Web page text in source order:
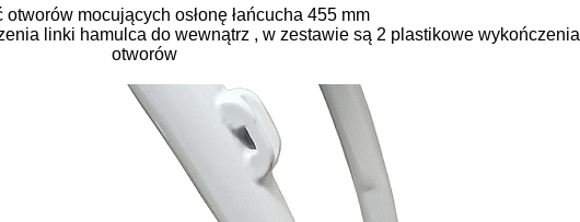
otworów mocujących osłonę łańcucha 455 mm
linki hamulca do wewnątrz , w zestawie są 2 plastikowe wykończenia
otworów